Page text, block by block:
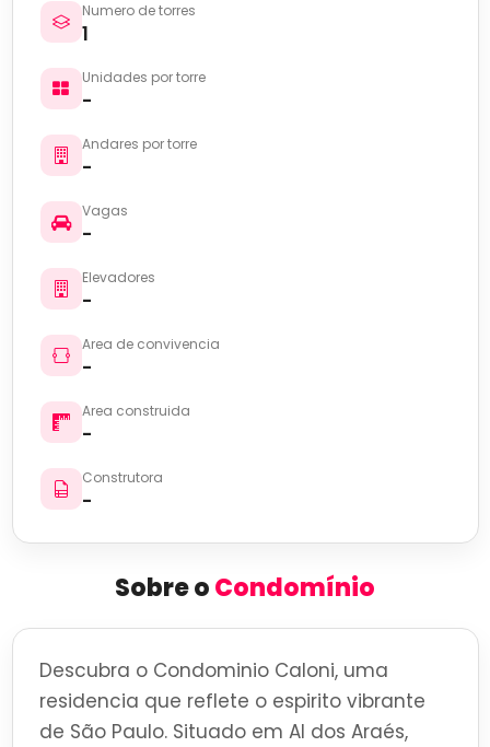
Numero de torres
1
Unidades por torre
-
Andares por torre
-
Vagas
-
Elevadores
-
Area de convivencia
-
Area construida
-
Construtora
-
Sobre oCondomínio
Descubra o Condominio Caloni, uma
residencia que reflete o espirito vibrante
de São Paulo. Situado em Al dos Araés,